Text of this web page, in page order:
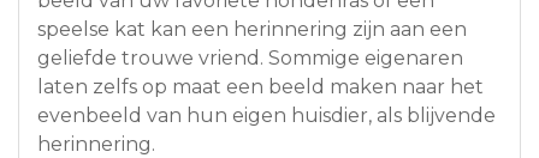
speelse kat kan een herinnering zijn aan een
geliefde trouwe vriend. Sommige eigenaren
laten zelfs op maat een beeld maken naar het
evenbeeld van hun eigen huisdier, als blijvende
herinnering.